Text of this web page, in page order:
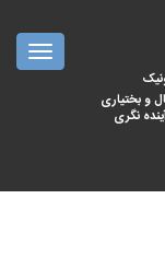
و بختیاری
نگری